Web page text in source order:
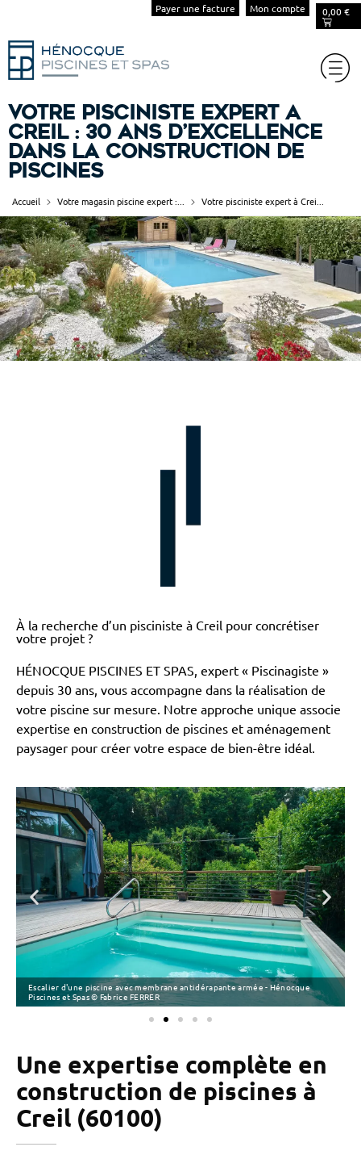
Payer une facture Mon compte 0,00 €
Votre pisciniste expert à
Creil : 30 ans d’excellence
dans la construction de
piscines
Accueil Votre magasin piscine expert :... Votre pisciniste expert à Crei...
À la recherche d’un pisciniste à Creil pour concrétiser
votre projet ?
HÉNOCQUE PISCINES ET SPAS, expert « Piscinagiste »
depuis 30 ans, vous accompagne dans la réalisation de
votre piscine sur mesure. Notre approche unique associe
expertise en construction de piscines et aménagement
paysager pour créer votre espace de bien-être idéal.
Une expertise complète en
construction de piscines à
Creil (60100)
Escalier d'une piscine avec membrane antidérapante armée - Hénocque
Piscines et Spas © Fabrice FERRER